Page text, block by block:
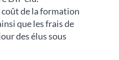
coût de la formation
que les frais de
des élus sous